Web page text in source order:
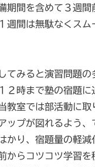
期間を含めて３週間
週間は無駄なくスム
てみると演習問題の
２時まで塾の宿題
教室では部活動に
ップが図れるよう、
かり、宿題量の軽減
からコツコツ学習を